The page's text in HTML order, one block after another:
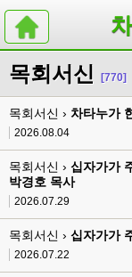
목회서신 [770]
목회서신 › 차타누가
2026.08.04
목회서신 › 십자가가
박경호 목사
2026.07.29
목회서신 › 십자가가
2026.07.22